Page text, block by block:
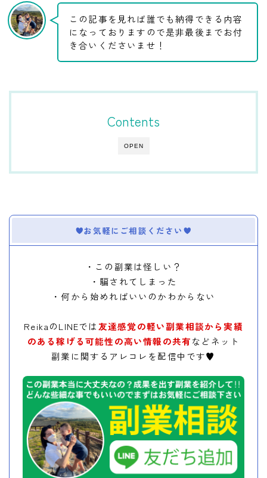
この記事を見れば誰でも納得できる内容
になっておりますので是非最後までお付
き合いくださいませ！
OPEN
Contents
お気軽にご相談ください
・この副業は怪しい？
・騙されてしまった
・何から始めればいいのかわからない
ReikaのLINEでは 友達感覚の軽い副業相談から実績
のある稼げる可能性の高い情報の共有などネット
副業に関するアレコレを配信中です♥